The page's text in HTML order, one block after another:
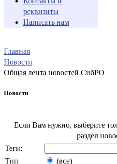
реквизиты
Написать нам
Главная
Новости
Общая лента новостей СибРО
Новости
Если Вам нужно, выберите
раздел
Теги:
Тип
(все)